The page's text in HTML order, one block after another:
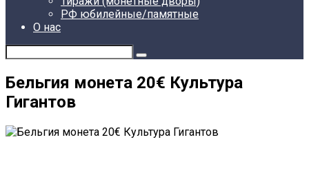
РФ юбилейные/памятные
О нас
Бельгия монета 20€ Культура
Гигантов